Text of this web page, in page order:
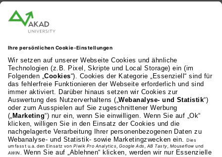
AKAD Bildungsgesellschaft mbH
Heilbronner Strasse 86
70191 Stuttgart
0711 81495-400